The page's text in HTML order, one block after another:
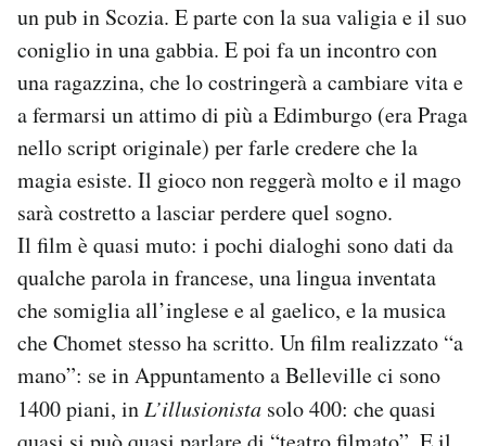
un pub in Scozia. E parte con la sua valigia e il suo
coniglio in una gabbia. E poi fa un incontro con
una ragazzina, che lo costringerà a cambiare vita e
a fermarsi un attimo di più a Edimburgo (era Praga
nello script originale) per farle credere che la
magia esiste. Il gioco non reggerà molto e il mago
sarà costretto a lasciar perdere quel sogno.
Il film è quasi muto: i pochi dialoghi sono dati da
qualche parola in francese, una lingua inventata
che somiglia all’inglese e al gaelico, e la musica
che Chomet stesso ha scritto. Un film realizzato “a
mano”: se in Appuntamento a Belleville ci sono
1400 piani, in L’illusionista solo 400: che quasi